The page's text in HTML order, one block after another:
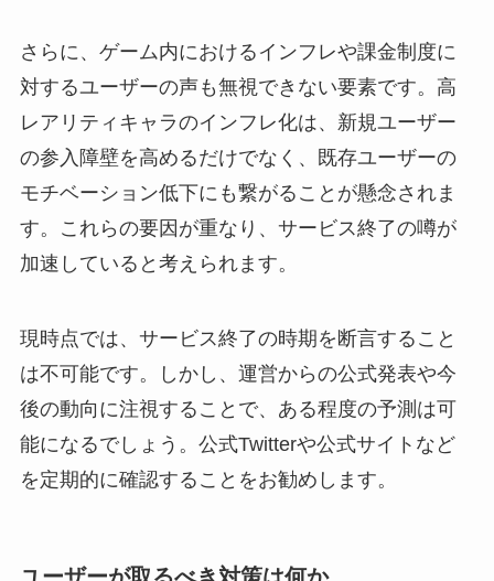
さらに、ゲーム内におけるインフレや課金制度に
対するユーザーの声も無視できない要素です。高
レアリティキャラのインフレ化は、新規ユーザー
の参入障壁を高めるだけでなく、既存ユーザーの
モチベーション低下にも繋がることが懸念されま
す。これらの要因が重なり、サービス終了の噂が
加速していると考えられます。
現時点では、サービス終了の時期を断言すること
は不可能です。しかし、運営からの公式発表や今
後の動向に注視することで、ある程度の予測は可
能になるでしょう。公式Twitterや公式サイトなど
を定期的に確認することをお勧めします。